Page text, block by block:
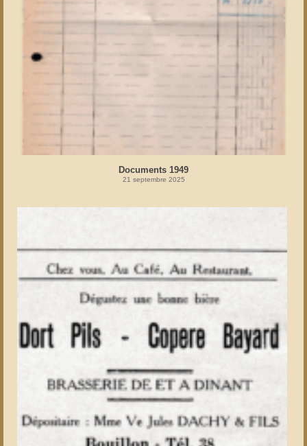
Documents 1949
21 septembre 2025